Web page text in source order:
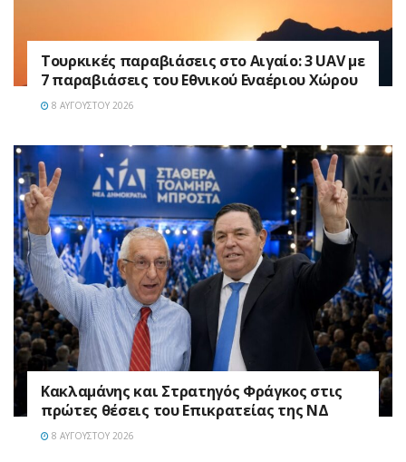
Τουρκικές παραβιάσεις στο Αιγαίο: 3 UAV με
7 παραβιάσεις του Εθνικού Εναέριου Χώρου
8 ΑΥΓΟΎΣΤΟΥ 2026
Κακλαμάνης και Στρατηγός Φράγκος στις
πρώτες θέσεις του Επικρατείας της ΝΔ
8 ΑΥΓΟΎΣΤΟΥ 2026